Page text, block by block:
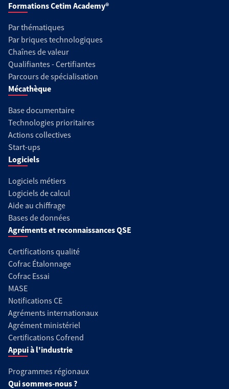
Formations Cetim Academy®
Par thématiques
Par briques technologiques
Chaînes de valeur
Qualifiantes - Certifiantes
Parcours de spécialisation
Mécathèque
Base documentaire
Technologies prioritaires
Actions collectives
Start-ups
Logiciels
Logiciels métiers
Logiciels de calcul
Aide au chiffrage
Bases de données
Agréments et reconnaissances QSE
Certifications qualité
Cofrac Étalonnage
Cofrac Essai
MASE
Notifications CE
Agréments internationaux
Agrément ministériel
Certifications Cofrend
Appui à l'industrie
Programmes régionaux
Qui sommes-nous ?